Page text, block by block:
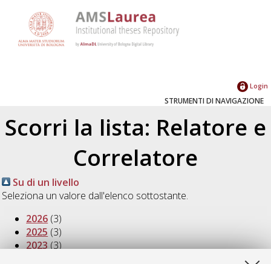
Login
STRUMENTI DI NAVIGAZIONE
Scorri la lista: Relatore e
Correlatore
Su di un livello
Seleziona un valore dall'elenco sottostante.
2026 (3)
2025 (3)
2023(3)